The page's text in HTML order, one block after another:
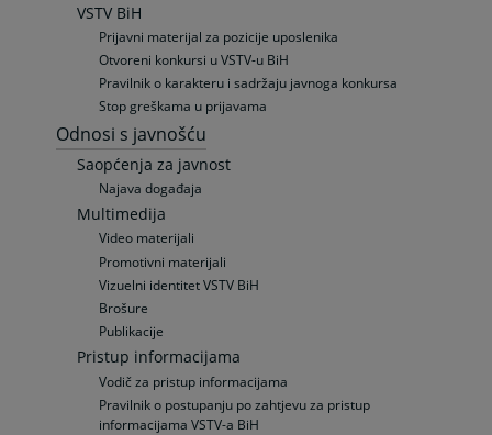
VSTV BiH
Prijavni materijal za pozicije uposlenika
Otvoreni konkursi u VSTV-u BiH
Pravilnik o karakteru i sadržaju javnoga konkursa
Stop greškama u prijavama
Odnosi s javnošću
Saopćenja za javnost
Najava događaja
Multimedija
Video materijali
Promotivni materijali
Vizuelni identitet VSTV BiH
Brošure
Publikacije
Pristup informacijama
Vodič za pristup informacijama
Pravilnik o postupanju po zahtjevu za pristup
informacijama VSTV-a BiH